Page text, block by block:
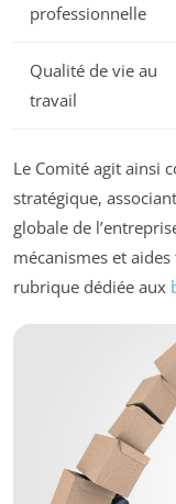
professionnelle
Qualité de vie au
travail
Le Comité agit ainsi
stratégique,
globale de
mécanismes et
rubrique dédiée aux